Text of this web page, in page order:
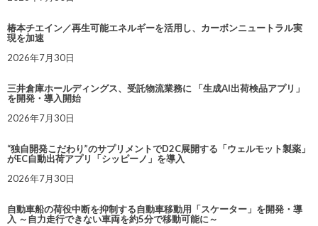
椿本チエイン／再生可能エネルギーを活用し、カーボンニュートラル実
現を加速
2026年7月30日
三井倉庫ホールディングス、受託物流業務に 「生成AI出荷検品アプリ」
を開発・導入開始
2026年7月30日
“独自開発こだわり”のサプリメントでD2C展開する「ウェルモット製薬」
がEC自動出荷アプリ「シッピーノ」を導入
2026年7月30日
自動車船の荷役中断を抑制する自動車移動用「スケーター」を開発・導
入 ～自力走行できない車両を約5分で移動可能に～